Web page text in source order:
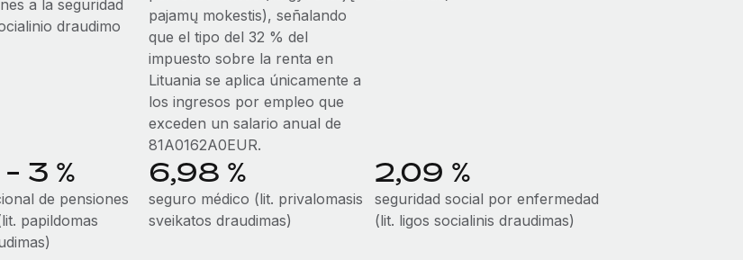
a la seguridad
draudimo
pajamų mokestis), señalando
que el tipo del 32 % del
impuesto sobre la renta en
Lituania se aplica únicamente a
los ingresos por empleo que
exceden un salario anual de
81A0162A0EUR.
3 %
de pensiones
papildomas
6,98 %
seguro médico (lit. privalomasis
sveikatos draudimas)
2,09 %
seguridad social por enfermedad
(lit. ligos socialinis draudimas)